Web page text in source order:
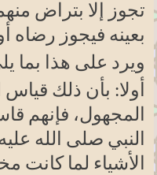
تجوز إلا بتراض
بعينه فيجوز رضاه
ويرد على هذا بما
أولا: بأن ذلك
المجهول، فإنهم
النبي صلى الله
الأشياء لما كانت